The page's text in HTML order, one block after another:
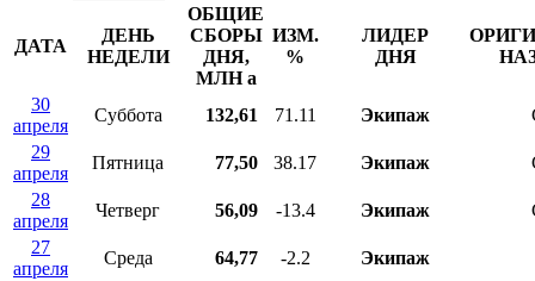
ДАТА
ДЕНЬ
НЕДЕЛИ
ОБЩИЕ
СБОРЫ
ДНЯ,
МЛНa
ИЗМ.
%
ЛИДЕР
ДНЯ
30
апреля
Суббота 132,61 71.11 Экипаж
29
апреля
Пятница 77,50 38.17 Экипаж
28
апреля
Четверг 56,09 -13.4 Экипаж
27
апреля
Среда 64,77 -2.2
Экипаж